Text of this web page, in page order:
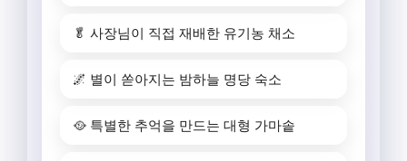
🥬 사장님이 직접 재배한 유기농 채소
🌌 별이 쏟아지는 밤하늘 명당 숙소
🥘 특별한 추억을 만드는 대형 가마솥